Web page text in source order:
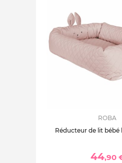
ROBA
Réducteur de lit bébé
44,90